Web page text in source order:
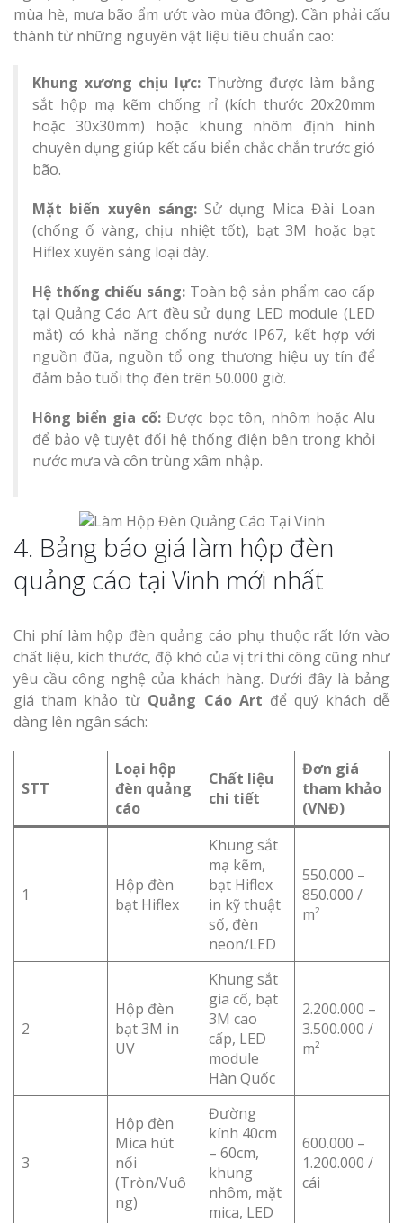
mùa hè, mưa bão ẩm ướt vào mùa đông). Cần phải cấu
thành từ những nguyên vật liệu tiêu chuẩn cao:
Khung xương chịu lực: Thường được làm bằng
sắt hộp mạ kẽm chống rỉ (kích thước 20x20mm
hoặc 30x30mm) hoặc khung nhôm định hình
chuyên dụng giúp kết cấu biển chắc chắn trước gió
bão.
Mặt biển xuyên sáng:Sử dụng Mica Đài Loan
(chống ố vàng, chịu nhiệt tốt), bạt 3M hoặc bạt
Hiflex xuyên sáng loại dày.
Hệ thống chiếu sáng:Toàn bộ sản phẩm cao cấp
tại Quảng Cáo Art đều sử dụng LED module (LED
mắt) có khả năng chống nước IP67, kết hợp với
nguồn đũa, nguồn tổ ong thương hiệu uy tín để
đảm bảo tuổi thọ đèn trên 50.000 giờ.
Hông biển gia cố: Được bọc tôn, nhôm hoặc Alu
để bảo vệ tuyệt đối hệ thống điện bên trong khỏi
nước mưa và côn trùng xâm nhập.
4. Bảng báo giá làm hộp đèn
quảng cáo tại Vinh mới nhất
Chi phí làm hộp đèn quảng cáo phụ thuộc rất lớn vào
chất liệu, kích thước, độ khó của vị trí thi công cũng như
yêu cầu công nghệ của khách hàng. Dưới đây là bảng
giá tham khảo từ Quảng Cáo Art để quý khách dễ
dàng lên ngân sách:
STT
Loại hộp
đèn quảng
cáo
Chất liệu
chi tiết
Đơn giá
tham khảo
(VNĐ)
1
Hộp đèn
bạt Hiflex
Khung sắt
mạ kẽm,
bạt Hiflex
in kỹ thuật
số, đèn
neon/LED
550.000 –
850.000 /
m²
2
Hộp đèn
bạt 3M in
UV
Khung sắt
gia cố, bạt
3M cao
cấp, LED
module
Hàn Quốc
2.200.000 –
3.500.000 /
m²
3
Hộp đèn
Mica hút
nổi
(Tròn/Vuô
ng)
Đường
kính 40cm
– 60cm,
khung
nhôm, mặt
mica, LED
600.000 –
1.200.000 /
cái